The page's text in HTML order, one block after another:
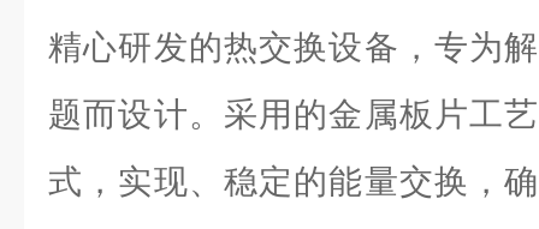
精心研发的热交换设备，专为
题而设计。采用的金属板片工
式，实现、稳定的能量交换，